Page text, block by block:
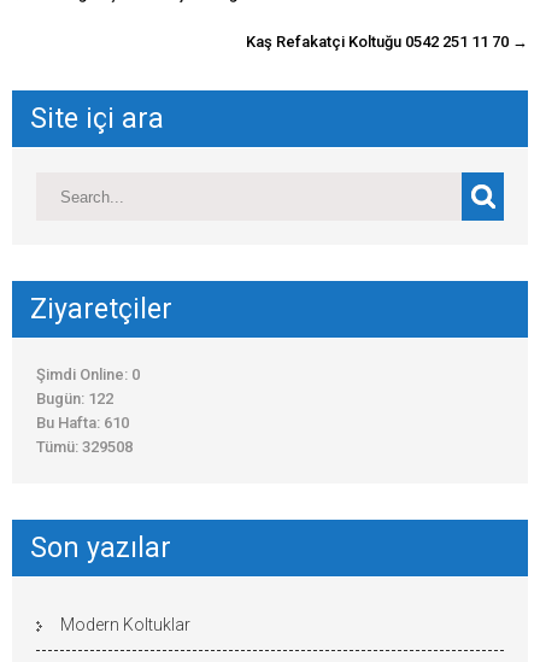
Kaş Refakatçi Koltuğu 0542 251 11 70 →
Site içi ara
Ziyaretçiler
Şimdi Online: 0
Bugün: 122
Bu Hafta: 610
Tümü: 329508
Son yazılar
Modern Koltuklar